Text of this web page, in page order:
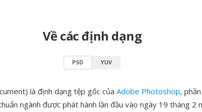
Về các định dạng
PSD YUV
là định dạng tệp gốc của Adobe Photoshop,
ngành được phát hành lần đầu vào ngày 19 tháng 2